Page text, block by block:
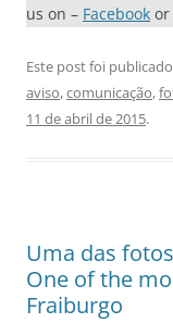
us on – Facebook or
Este post foi
aviso,comunicação,
11 de abril de 2015.
Uma das
One of the
Fraiburgo